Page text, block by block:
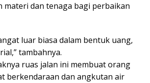
materi dan tenaga bagi perbaikan
luar biasa dalam bentuk uang,
tambahnya.
ruas jalan ini membuat orang
berkendaraan dan angkutan air